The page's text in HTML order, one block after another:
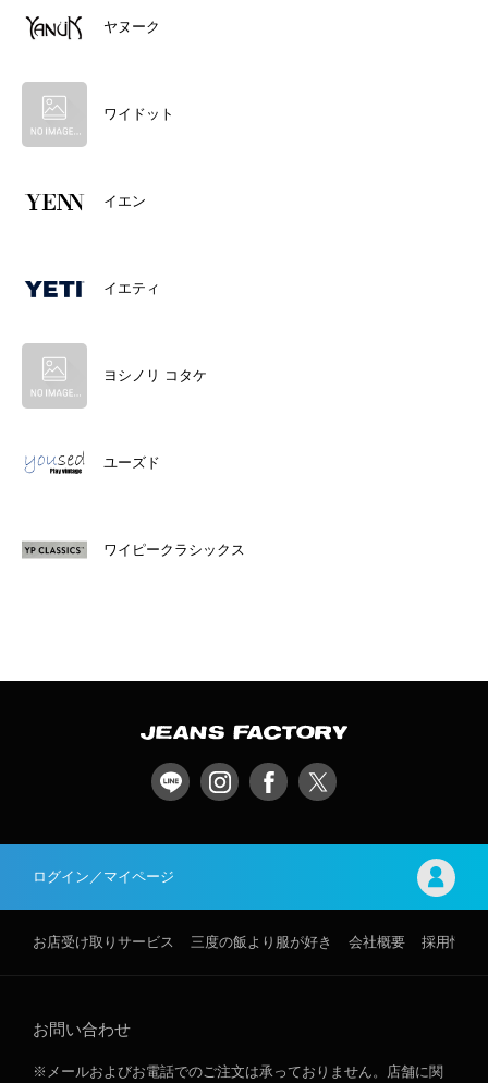
ヤヌーク
ワイドット
イエン
イエティ
ヨシノリ コタケ
ユーズド
ワイピークラシックス
ログイン／マイページ
お店受け取りサービス 三度の飯より服が好き 会社概要 採用情報
お問い合わせ
※メールおよびお電話でのご注文は承っておりません。店舗に関